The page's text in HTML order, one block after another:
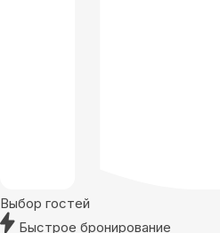
Выбор гостей
Быстрое бронирование